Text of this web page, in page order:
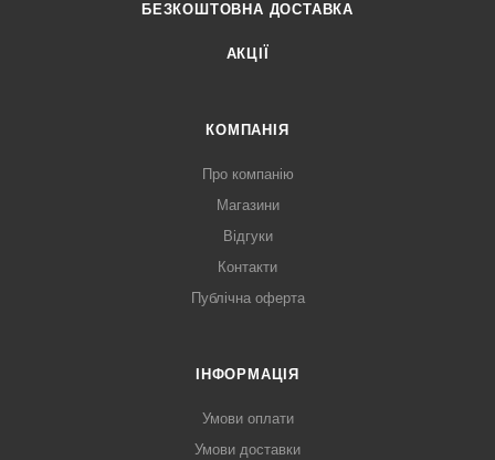
БЕЗКОШТОВНА ДОСТАВКА
АКЦІЇ
КОМПАНІЯ
Про компанію
Магазини
Відгуки
Контакти
Публічна оферта
ІНФОРМАЦІЯ
Умови оплати
Умови доставки